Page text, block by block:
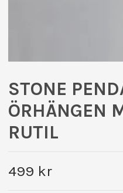
STONE
ÖRHÄNGEN
RUTIL
499 kr